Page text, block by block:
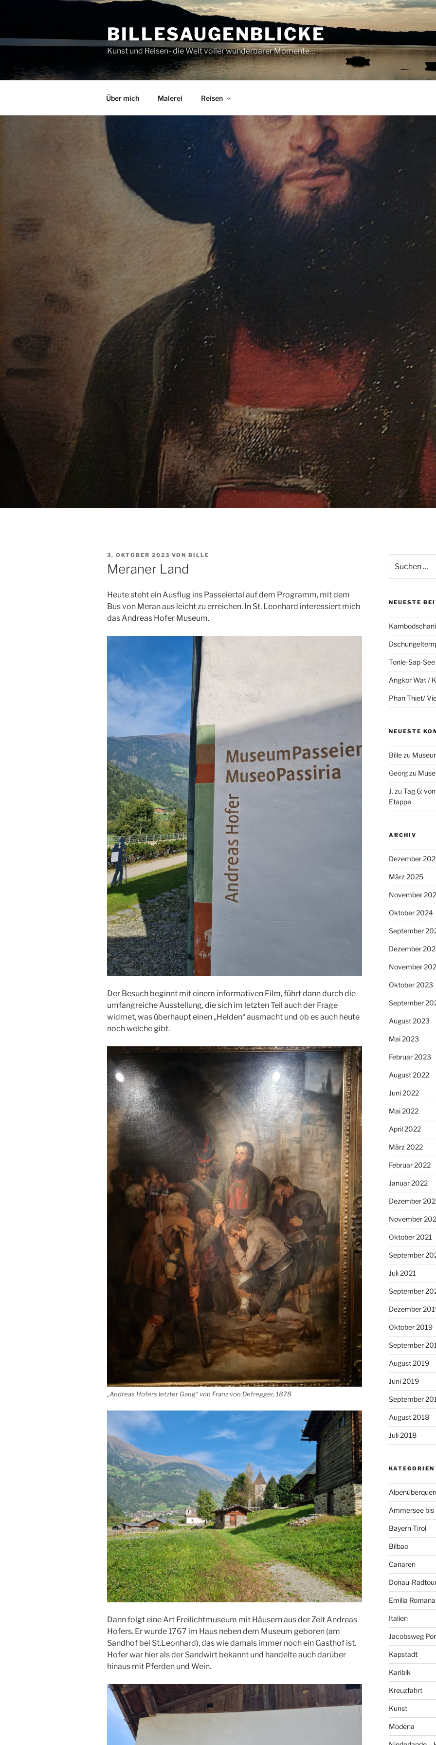
BILLESAUGENBLICKE
Kunst und Reisen- die Welt voller wunderbarer Momente…
Über mich Malerei Reisen
VERÖFFENTLICHT
AM
3. OKTOBER 2023 VON BILLE
Meraner Land
Heute steht ein Ausflug ins Passeiertal auf dem Programm, mit dem
Bus von Meran aus leicht zu erreichen. In St. Leonhard interessiert mich
das Andreas Hofer Museum.
Der Besuch beginnt mit einem informativen Film, führt dann durch die
umfangreiche Ausstellung, die sich im letzten Teil auch der Frage
widmet, was überhaupt einen „Helden“ ausmacht und ob es auch heute
noch welche gibt.
„Andreas Hofers letzter Gang“ von Franz von Defregger, 1878
Dann folgt eine Art Freilichtmuseum mit Häusern aus der Zeit Andreas
Hofers. Er wurde 1767 im Haus neben dem Museum geboren (am
Sandhof bei St.Leonhard), das wie damals immer noch ein Gasthof ist.
Hofer war hier als der Sandwirt bekannt und handelte auch darüber
hinaus mit Pferden und Wein.
nach:
NEUESTE
Tonle-Sap-
Angkor Wat /
Phan Thiet/
NEUESTE
Billezu
Georgzu
J. zu Tag 6:
Etappe
ARCHIV
Dezember
März 2025
November
Oktober 2024
September
Dezember
November
Oktober 2023
September
August 2023
Mai 2023
Februar 2023
August 2022
Juni 2022
Mai 2022
April 2022
März 2022
Februar 2022
Januar 2022
Dezember
November
Oktober 2021
September
Juli 2021
September
Dezember
Oktober 2019
September
August 2019
Juni 2019
September
August 2018
Juli 2018
KATEGORIEN
Ammersee bis
Bayern-Tirol
Bilbao
Canaren
Donau-
Emilia Romana
Italien
Jacobsweg
Kapstadt
Karibik
Kreuzfahrt
Kunst
Modena